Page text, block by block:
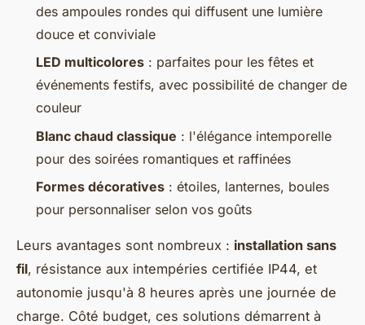
des ampoules rondes qui diffusent une lumière
douce et conviviale
LED multicolores : parfaites pour les fêtes et
événements festifs, avec possibilité de changer de
couleur
Blanc chaud classique : l'élégance intemporelle
pour des soirées romantiques et raffinées
Formes décoratives : étoiles, lanternes, boules
pour personnaliser selon vos goûts
Leurs avantages sont nombreux : installation sans
fil, résistance aux intempéries certifiée IP44, et
autonomie jusqu'à 8 heures après une journée de
charge. Côté budget, ces solutions démarrent à